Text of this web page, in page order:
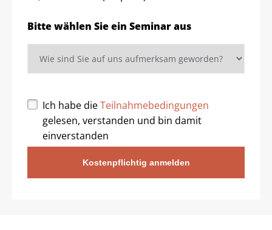
Bitte wählen Sie ein Seminar aus
Ich habe dieTeilnahmebedingungen
gelesen, verstanden und bin damit
einverstanden
Kostenpflichtig anmelden